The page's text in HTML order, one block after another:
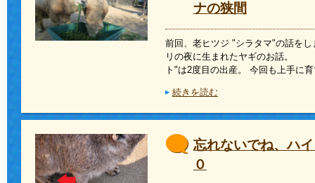
ナの狭間
前回、老ヒツジ "シラタマ"の話を
リの夜に生まれたヤギのお話。
ト"は2度目の出産。 今回も上手に
続きを読む
忘れないでね、ハ
０